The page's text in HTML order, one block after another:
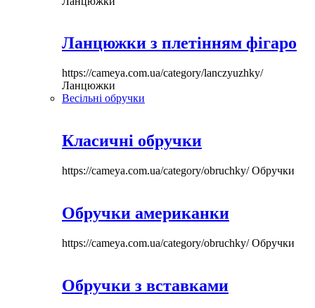
Ланцюжки з плетінням фігаро
https://cameya.com.ua/category/lanczyuzhky/
Ланцюжки
Весільні обручки
Класичні обручки
https://cameya.com.ua/category/obruchky/Обручки
Обручки американки
https://cameya.com.ua/category/obruchky/Обручки
Обручки з вставками